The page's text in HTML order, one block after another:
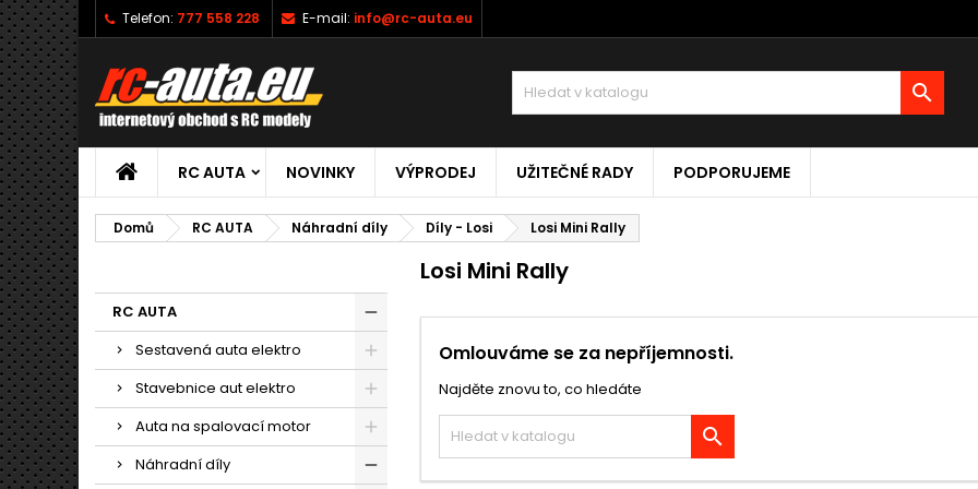
Telefon: 777 558 228 E-mail: info@rc-auta.eu

RC AUTA NOVINKY VÝPRODEJ UŽITEČNÉ RADY PODPORUJEME
Domů RC AUTA Náhradní díly Díly - Losi Losi Mini Rally
RC AUTA
Sestavená auta elektro
Stavebnice aut elektro
Auta na spalovací motor
Náhradní díly
Losi Mini Rally
Omlouváme se za nepříjemnosti.
Najděte znovu to, co hledáte
